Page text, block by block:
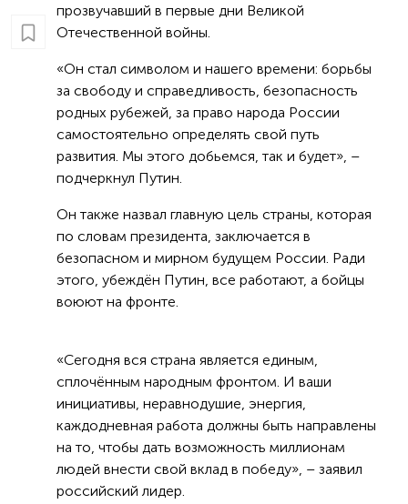
прозвучавший в первые дни Великой
Отечественной войны.
«Он стал символом и нашего времени: борьбы
за свободу и справедливость, безопасность
родных рубежей, за право народа России
самостоятельно определять свой путь
развития. Мы этого добьемся, так и будет», –
подчеркнул Путин.
Он также назвал главную цель страны, которая
по словам президента, заключается в
безопасном и мирном будущем России. Ради
этого, убеждён Путин, все работают, а бойцы
воюют на фронте.
«Сегодня вся страна является единым,
сплочённым народным фронтом. И ваши
инициативы, неравнодушие, энергия,
каждодневная работа должны быть направлены
на то, чтобы дать возможность миллионам
людей внести свой вклад в победу», – заявил
российский лидер.